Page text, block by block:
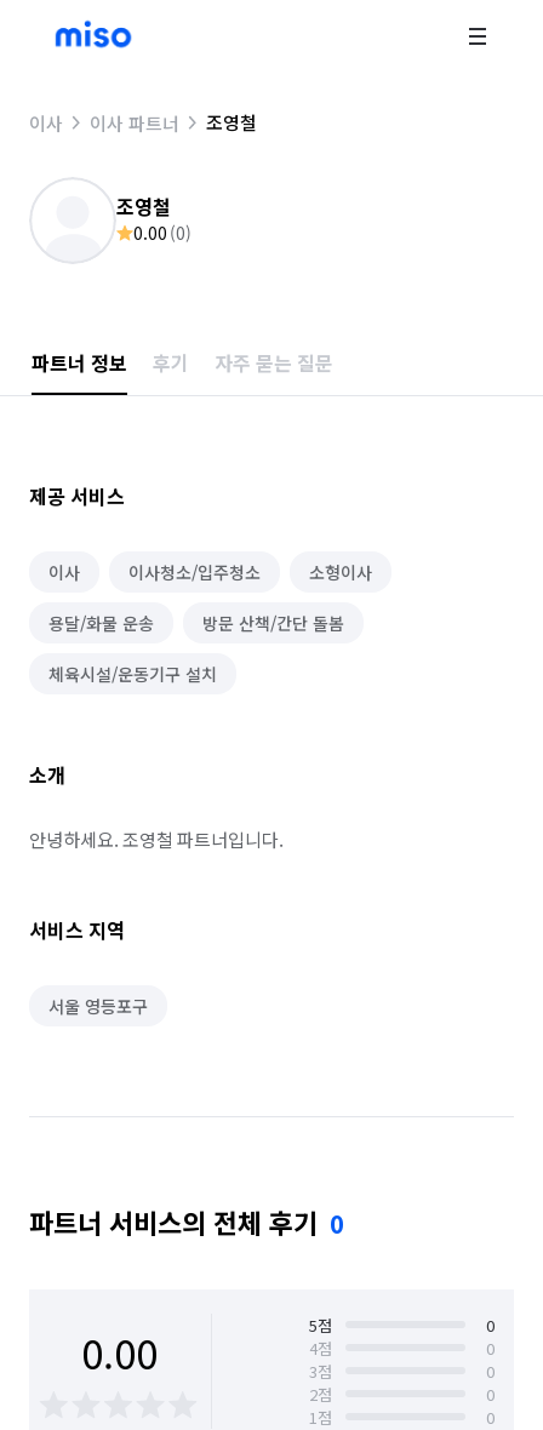
이사 이사 파트너 조영철
조영철
0.00 (0)
파트너 정보 후기 자주 묻는 질문
제공 서비스
이사 이사청소/입주청소 소형이사
용달/화물 운송 방문 산책/간단 돌봄
체육시설/운동기구 설치
소개
안녕하세요. 조영철 파트너입니다.
서비스 지역
서울 영등포구
파트너 서비스의 전체 후기 0
0.00 5점
0
4점
0
3점
0
2점
0
1점
0